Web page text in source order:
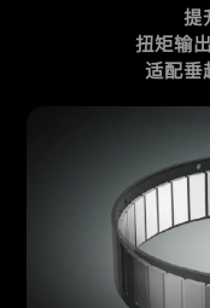
提
扭矩输
适配垂